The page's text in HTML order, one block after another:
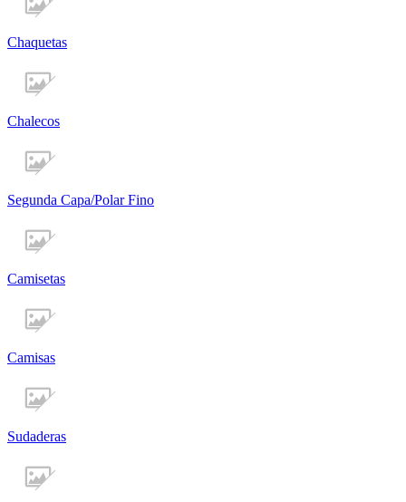
Chaquetas
Chalecos
Segunda Capa/Polar Fino
Camisetas
Camisas
Sudaderas